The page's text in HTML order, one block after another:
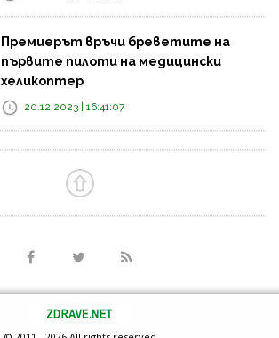
Премиерът връчи бреветите на
първите пилоти на медицински
хеликоптер
20.12.2023 | 16:41:07